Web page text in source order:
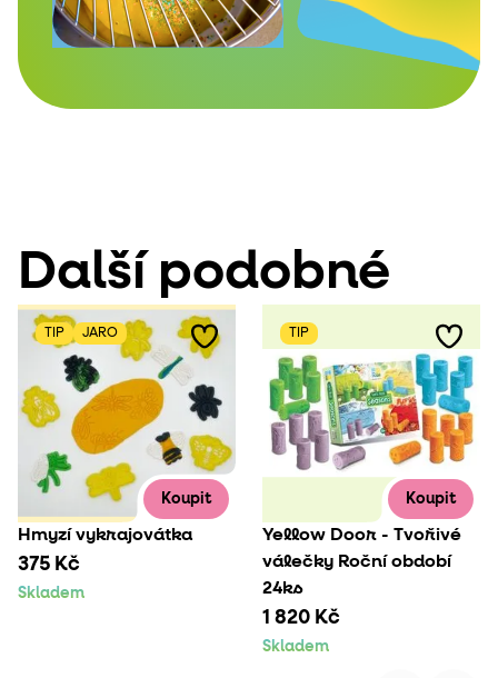
Další podobné
TIP JARO
Koupit
Hmyzí vykrajovátka
375 Kč
Skladem
TIP
Koupit
Yellow Door - Tvořivé
válečky Roční období
24ks
1 820 Kč
Skladem